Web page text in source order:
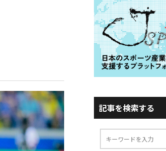
記事を検索する